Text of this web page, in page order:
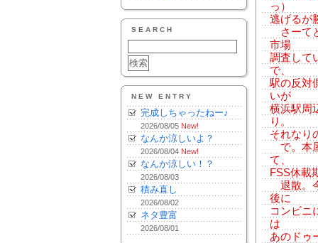
SEARCH
NEW ENTRY
完成しちゃったねー♪
2026/08/05 New!
なんか涼しいよ？
2026/08/04 New!
なんか涼しい！？
2026/08/03
積み直し
2026/08/02
ネタ豊富
2026/08/01
っ）
逃げるが
さーて
市場
調査して
で、
駅の反対
いが
横浜駅周
り。
それなり
で。本
て、
FSS休載
退散。
後に
コンビニ
は
あのドゥ